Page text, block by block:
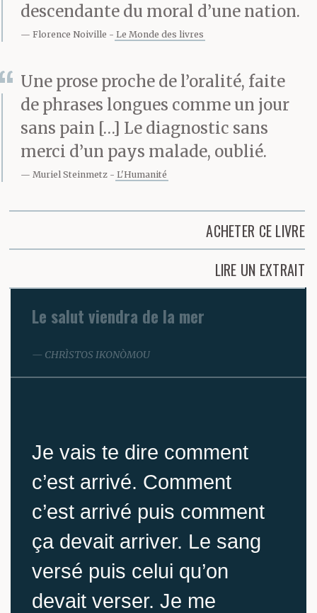
descendante du moral d’une nation.
Florence Noiville Le Monde des livres
Une prose proche de l’oralité, faite
de phrases longues comme un jour
sans pain […] Le diagnostic sans
merci d’un pays malade, oublié.
Muriel Steinmetz L'Humanité
ACHETER CE LIVRE
LIRE UN EXTRAIT
Le salut viendra de la mer
CHRÌSTOS IKONÒMOU
Je vais te dire comment
c’est arrivé. Comment
c’est arrivé puis comment
ça devait arriver. Le sang
versé puis celui qu’on
devait verser. Je me